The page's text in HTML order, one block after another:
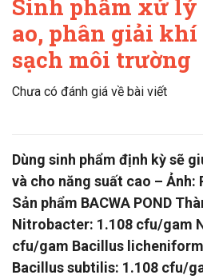
Sinh phẩm xử lý
ao, phân giải khí
sạch môi trường
Chưa có đánh giá về bài viết
Dùng sinh phẩm định kỳ sẽ
và cho năng suất cao – Ảnh:
Sản phẩm BACWA POND
Nitrobacter: 1.108 cfu/gam
cfu/gam Bacillus
Bacillus subtilis: 1.108 cfu/